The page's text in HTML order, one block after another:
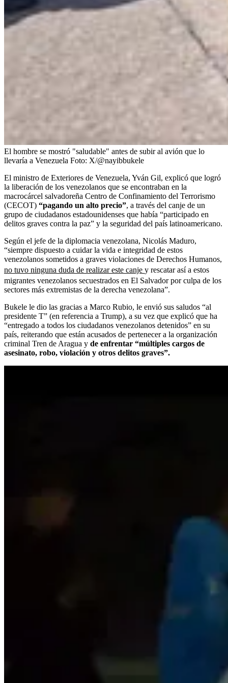
El hombre se mostró "saludable" antes de subir al avión que lo
llevaría a Venezuela Foto: X/@nayibbukele
El ministro de Exteriores de Venezuela, Yván Gil, explicó que logró
la liberación de los venezolanos que se encontraban en la
macrocárcel salvadoreña Centro de Confinamiento del Terrorismo
(CECOT) “pagando un alto precio”, a través del canje de un
grupo de ciudadanos estadounidenses que había “participado en
delitos graves contra la paz” y la seguridad del país latinoamericano.
Según el jefe de la diplomacia venezolana, Nicolás Maduro,
“siempre dispuesto a cuidar la vida e integridad de estos
venezolanos sometidos a graves violaciones de Derechos Humanos,
no tuvo ninguna duda de realizar este canje y rescatar así a estos
migrantes venezolanos secuestrados en El Salvador por culpa de los
sectores más extremistas de la derecha venezolana”.
Bukele le dio las gracias a Marco Rubio, le envió sus saludos “al
presidente T” (en referencia a Trump), a su vez que explicó que ha
“entregado a todos los ciudadanos venezolanos detenidos” en su
país, reiterando que están acusados de pertenecer a la organización
criminal Tren de Aragua y de enfrentar “múltiples cargos de
asesinato, robo, violación y otros delitos graves”.